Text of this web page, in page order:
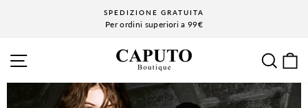
Metti
pausa
la
presentazione
SPEDIZIONE GRATUITA
Per ordini superiori a 99€
NAVIGAZIONE SITO
COM